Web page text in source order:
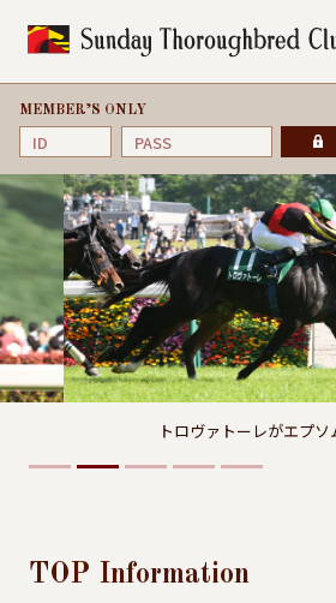
MEMBER’S ONLY
トロヴァトーレがエプ
TOP Information